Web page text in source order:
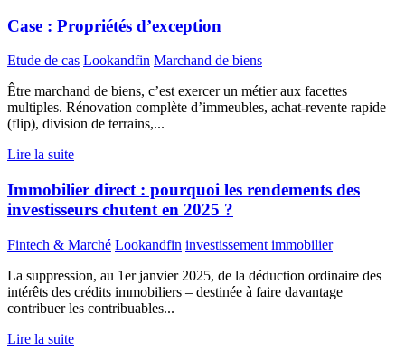
Case : Propriétés d’exception
Etude de cas Lookandfin Marchand de biens
Être marchand de biens, c’est exercer un métier aux facettes
multiples. Rénovation complète d’immeubles, achat-revente rapide
(flip), division de terrains,...
Lire la suite
Immobilier direct : pourquoi les rendements des
investisseurs chutent en 2025 ?
Fintech & Marché Lookandfin investissement immobilier
La suppression, au 1er janvier 2025, de la déduction ordinaire des
intérêts des crédits immobiliers – destinée à faire davantage
contribuer les contribuables...
Lire la suite